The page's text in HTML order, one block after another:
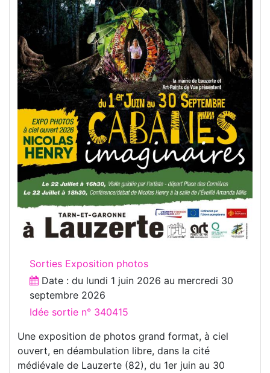
Sorties Exposition photos
Date : du lundi 1 juin 2026 au mercredi 30
septembre 2026
Idée sortie n° 340415
Une exposition de photos grand format, à ciel
ouvert, en déambulation libre, dans la cité
médiévale de Lauzerte (82), du 1er juin au 30